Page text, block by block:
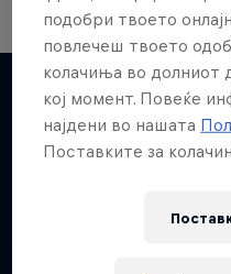
Повеќе слична
10 years of Red
подобри твоето
повлечеш твоето
колачиња во долниот
кој момент. Повеќе
најдени во нашата
Поставките за